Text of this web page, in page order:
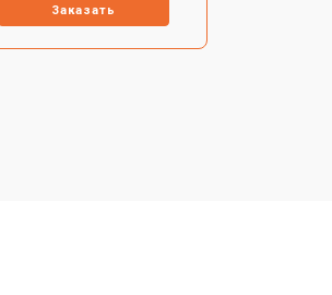
Заказать